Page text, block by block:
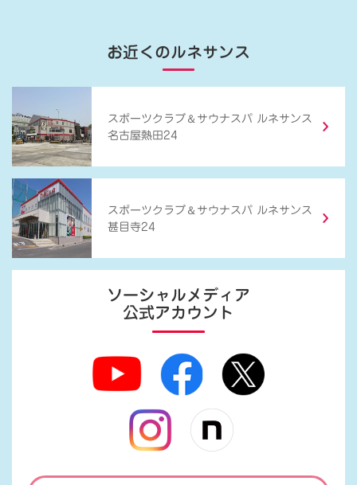
お近くのルネサンス
スポーツクラブ ＆ サウナスパ ルネサンス
名古屋熱田24
スポーツクラブ ＆ サウナスパ ルネサンス
甚目寺24
ソーシャルメディア
公式アカウント